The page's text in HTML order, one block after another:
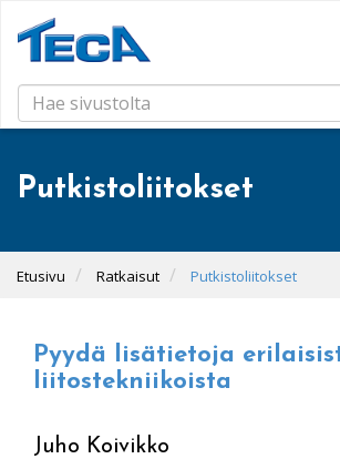
Putkistoliitokset
Etusivu Ratkaisut Putkistoliitokset
Pyydä lisätietoja
liitostekniikoista
Juho Koivikko